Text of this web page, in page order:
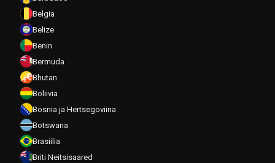
Belgia
Belize
Benin
Bermuda
Bhutan
Boliivia
Bosnia ja Hertsegoviina
Botswana
Brasiilia
Briti Neitsisaared